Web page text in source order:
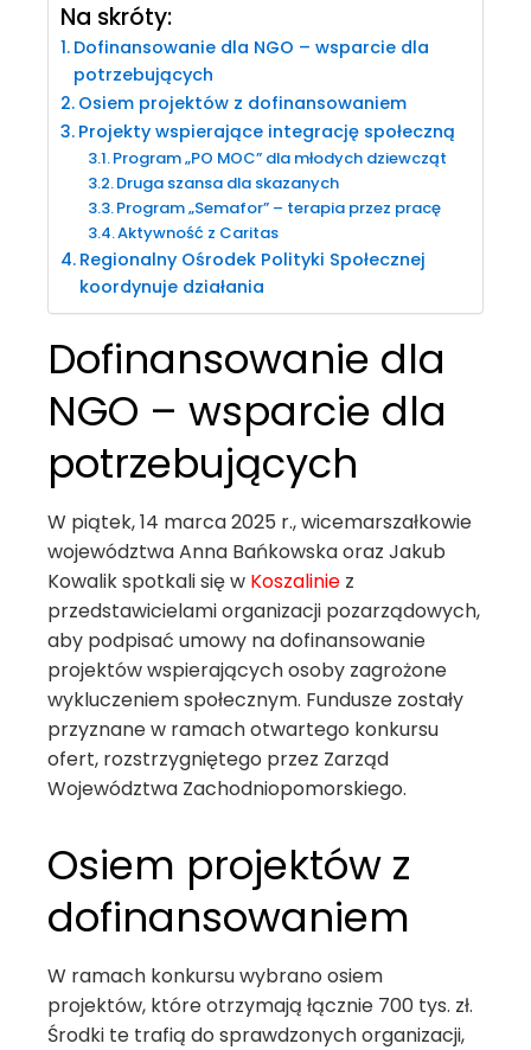
Na skróty:
Dofinansowanie dla NGO – wsparcie dla
potrzebujących
Osiem projektów z dofinansowaniem
Projekty wspierające integrację społeczną
Program „PO MOC” dla młodych dziewcząt
Druga szansa dla skazanych
Program „Semafor” – terapia przez pracę
Aktywność z Caritas
Regionalny Ośrodek Polityki Społecznej
koordynuje działania
Dofinansowanie dla
NGO – wsparcie dla
potrzebujących
W piątek, 14 marca 2025 r., wicemarszałkowie
województwa Anna Bańkowska oraz Jakub
Kowalik spotkali się w Koszalinie z
przedstawicielami organizacji pozarządowych,
aby podpisać umowy na dofinansowanie
projektów wspierających osoby zagrożone
wykluczeniem społecznym. Fundusze zostały
przyznane w ramach otwartego konkursu
ofert, rozstrzygniętego przez Zarząd
Województwa Zachodniopomorskiego.
Osiem projektów z
dofinansowaniem
W ramach konkursu wybrano osiem
projektów, które otrzymają łącznie 700 tys. zł.
Środki te trafią do sprawdzonych organizacji,